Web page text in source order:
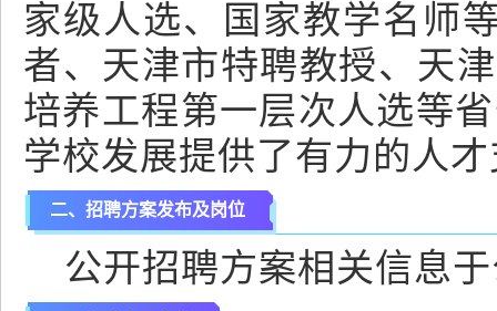
家级人选、国家教学名师
者、天津市特聘教授、天
培养工程第一层次人选等
学校发展提供了有力的人
二、招聘方案发布及岗位
公开招聘方案相关信息于